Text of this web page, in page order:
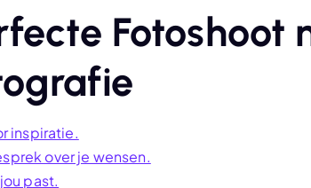
Fotoshoot
inspiratie.
over je wensen.
past.